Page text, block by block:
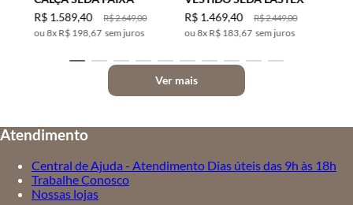
R$2.649,00
R$ 1.589,40
8x R$ 198,67 sem juros
R$2.449,00
R$ 1.469,40
8x R$ 183,67 sem juros
Ver mais
Atendimento
Central de Ajuda - Atendimento Dias úteis das 9h às 18h
Trabalhe Conosco
Nossas lojas